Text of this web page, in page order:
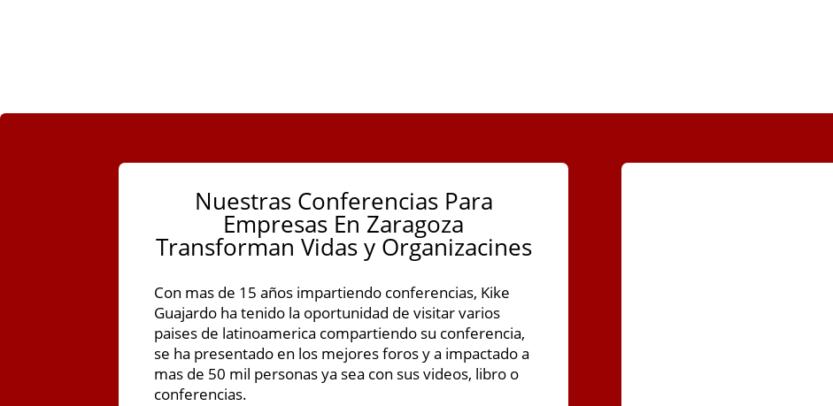
Nuestras Conferencias Para
Empresas En Zaragoza
Transforman Vidas y Organizacines
Con mas de 15 años impartiendo conferencias, Kike
Guajardo ha tenido la oportunidad de visitar varios
paises de latinoamerica compartiendo su conferencia,
se ha presentado en los mejores foros y a impactado a
mas de 50 mil personas ya sea con sus videos, libro o
conferencias.